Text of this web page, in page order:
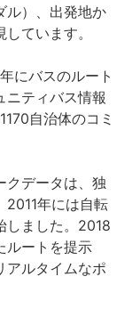
ル）、出発地か
ています。
にバスのルート
ニティバス情報
自治体のコミ
データは、独
2011年には自転
しました。2018
ルートを提示
アルタイムなポ